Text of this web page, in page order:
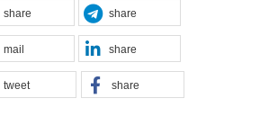
share share
mail share
tweet share